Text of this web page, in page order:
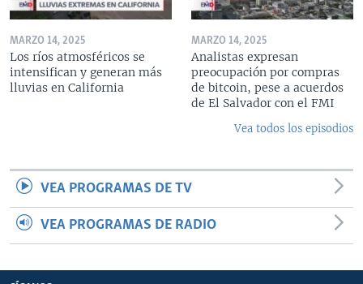
MARZO 14, 2025
Los ríos atmosféricos se
intensifican y generan más
lluvias en California
MARZO 14, 2025
Analistas expresan
preocupación por compras
de bitcoin, pese a acuerdos
de El Salvador con el FMI
Vea todos los episodios
VEA PROGRAMAS DE TV
VEA PROGRAMAS DE RADIO